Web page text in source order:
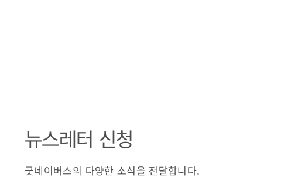
뉴스레터 신청
굿네이버스의 다양한 소식을 전달합니다.